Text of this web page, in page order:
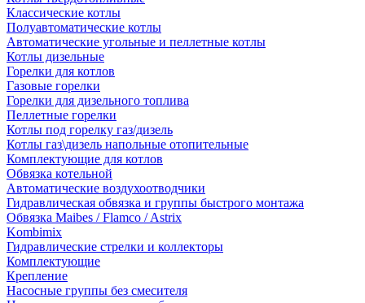
Классические котлы
Полуавтоматические котлы
Автоматические угольные и пеллетные котлы
Котлы дизельные
Горелки для котлов
Газовые горелки
Горелки для дизельного топлива
Пеллетные горелки
Котлы под горелку газ/дизель
Котлы газ\дизель напольные отопительные
Комплектующие для котлов
Обвязка котельной
Автоматические воздухоотводчики
Гидравлическая обвязка и группы быстрого монтажа
Обвязка Maibes / Flamco / Astrix
Kombimix
Гидравлические стрелки и коллекторы
Комплектующие
Крепление
Насосные группы без смесителя